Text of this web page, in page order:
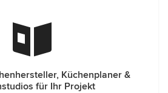
Küchenplaner &
für Ihr Projekt